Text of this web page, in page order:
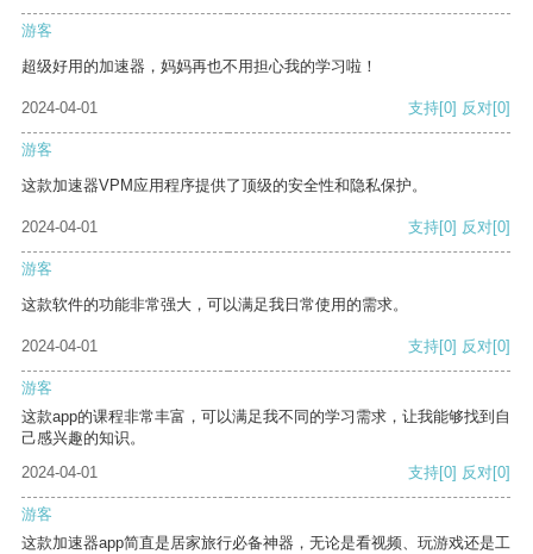
游客
超级好用的加速器，妈妈再也不用担心我的学习啦！
2024-04-01 支持[0] 反对[0]
游客
这款加速器VPM应用程序提供了顶级的安全性和隐私保护。
2024-04-01 支持[0] 反对[0]
游客
这款软件的功能非常强大，可以满足我日常使用的需求。
2024-04-01 支持[0] 反对[0]
游客
这款app的课程非常丰富，可以满足我不同的学习需求，让我能够找到自
己感兴趣的知识。
2024-04-01
支持[0] 反对[0]
游客
这款加速器app简直是居家旅行必备神器，无论是看视频、玩游戏还是工